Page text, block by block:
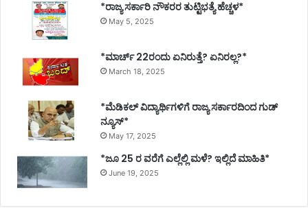
*ರಾಜ್ಯ ಸರ್ಕಾರಿ ನೌಕರರ ತುಟ್ಟಿಭತ್ಯೆ ಹೆಚ್ಚಳ*
May 5, 2025
*ಮಾರ್ಚ್ 22ರಂದು ಏನಿರುತ್ತೆ? ಏನಿರಲ್ಲ?*
March 18, 2025
*ಮೆಡಿಕಲ್ ವಿದ್ಯಾರ್ಥಿಗಳಿಗೆ ರಾಜ್ಯ ಸರ್ಕಾರದಿಂದ ಗುಡ್
ನ್ಯೂಸ್*
May 17, 2025
*ಜೂ 25 ರ ವರೆಗೆ ಎಲ್ಲೆಲ್ಲಿ ಮಳೆ? ಇಲ್ಲಿದೆ ಮಾಹಿತಿ*
June 19, 2025